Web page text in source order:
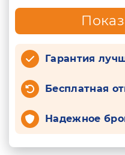
Гарантия
Бесплатная
Надежное